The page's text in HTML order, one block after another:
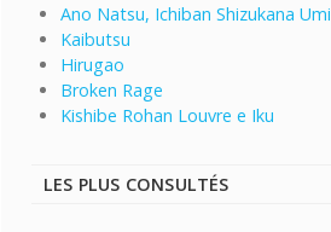
Ano Natsu, Ichiban Shizukana Umi
Kaibutsu
Hirugao
Broken Rage
Kishibe Rohan Louvre e Iku
LES PLUS CONSULTÉS